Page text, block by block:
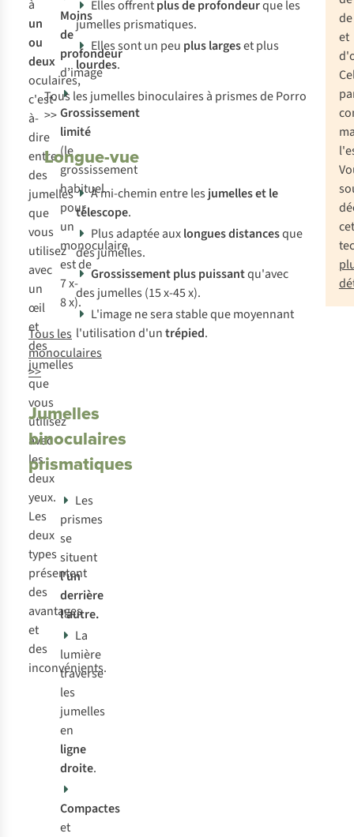
à
un
ou
deux
oculaires,
c'est-
à-
dire
entre
des
jumelles
que
vous
utilisez
avec
un
œil
et
des
jumelles
que
vous
utilisez
avec
les
deux
yeux.
Les
deux
types
présentent
des
avantages
et
des
inconvénients.
Moins
de
profondeur
d’image
Grossissement
limité
(le
grossissement
habituel
pour
un
monoculaire
est de
7 x-
8 x).
Tous les
monoculaires
>>
Jumelles
binoculaires
prismatiques
Les
prismes
se
situent
l'un
derrière
l'autre.
La
lumière
traverse
les
jumelles
en
ligne
droite.
Compactes
et
Elles offrentplus de profondeurque les
jumelles prismatiques.
Elles sont un peu plus largeset plus
lourdes.
Tous les jumelles binoculaires à prismes de Porro
>>
Longue-vue
À mi-chemin entre les jumelles et le
télescope.
Plus adaptée auxlongues distancesque
des jumelles.
Grossissement plus puissantqu'avec
des jumelles (15 x-45 x).
L'image ne sera stable que moyennant
l'utilisation d'untrépied.
et